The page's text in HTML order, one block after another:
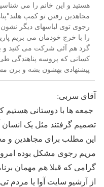
هستید و این خانم را می
مجاهدین رفتن تو کمپ
رجوی توی لباسهای دیگر نشون
را با خرج خودمان می بریم
گرد هم آئی شرکت می کنید و
کسانی که پروسه پناهندگی
پیشنهادی بهشون بشه و برن
آقای سربی:
جمعه ها با دوستانی هستیم
تصمیم گرفتند مثل یک انسان
این مطلب برای مجاهدین و
مریم رجوی مشکل بوده
گرامی که قبلا هم مهمان
از آرشیو سایت آوا یا مردم